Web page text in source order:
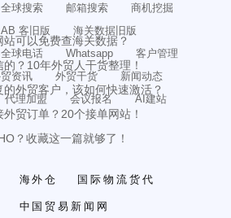
可以免费查海关数据？
？10年外贸人干货整理！
外贸客户，该如何快速激活？
贸订单？20个接单网站！
？收藏这一篇就够了！
全球搜索 邮箱搜索
商机挖掘
AB 客旧版
海关数据旧版
全球电话 Whatsapp
客户管理
资讯 外贸干货
新闻动态
代理加盟 会议报名
AI建站
海外仓 国际物流货代
中国贸易新闻网